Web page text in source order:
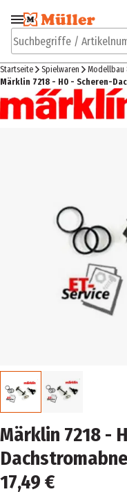
Zur Navigation
springen
Suchbegriffe /
Startseite Spielwaren Modellbau
Märklin 7218 - H0 - Scheren-
Märklin 7218 -
17,49 €